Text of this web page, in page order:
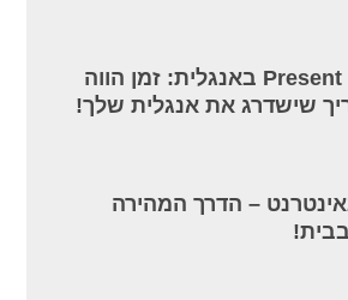
מה זה Present Perfect באנגלית: זמן הווה
שישדרג את אנגלית שלך!
– הדרך המהירה